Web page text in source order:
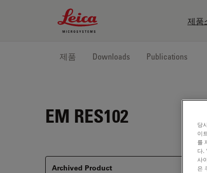
Leica Microsystems Logo
제품
제품 Downloads Publications
EM RES102
Archived Product
당
이
를
다.
사
은